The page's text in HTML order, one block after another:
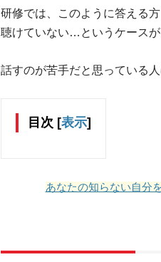
研修では、このように答える
聴けていない…というケースが
話すのが苦手だと思っている人
目次 [表示]
あなたの知らない自分